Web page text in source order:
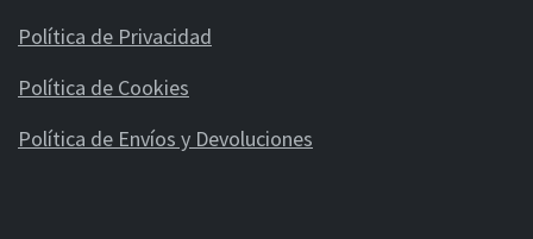
Política de Privacidad
Política de Cookies
Política de Envíos y Devoluciones